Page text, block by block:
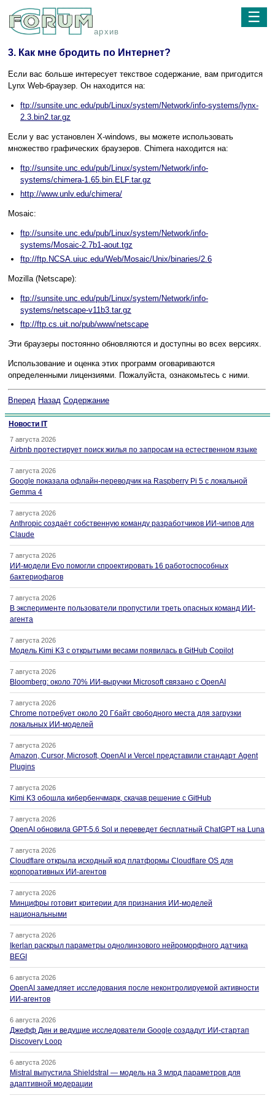
архив
☰
3. Как мне бродить по Интернет?
Если вас больше интересует текствое содержание, вам пригодится
Lynx Web-браузер. Он находится на:
ftp://sunsite.unc.edu/pub/Linux/system/Network/info-systems/lynx-
2.3.bin2.tar.gz
Если у вас установлен X-windows, вы можете использовать
множество графических браузеров. Chimera находится на:
ftp://sunsite.unc.edu/pub/Linux/system/Network/info-
systems/chimera-1.65.bin.ELF.tar.gz
http://www.unlv.edu/chimera/
Mosaic:
ftp://sunsite.unc.edu/pub/Linux/system/Network/info-
systems/Mosaic-2.7b1-aout.tgz
ftp://ftp.NCSA.uiuc.edu/Web/Mosaic/Unix/binaries/2.6
Mozilla (Netscape):
ftp://sunsite.unc.edu/pub/Linux/system/Network/info-
systems/netscape-v11b3.tar.gz
ftp://ftp.cs.uit.no/pub/www/netscape
Эти браузеры постоянно обновляются и доступны во всех версиях.
Использование и оценка этих программ оговариваются
определенными лицензиями. Пожалуйста, ознакомьтесь с ними.
Вперед Назад Содержание
Новости IT
7 августа 2026
Airbnb протестирует поиск жилья по запросам на естественном языке
7 августа 2026
Google показала офлайн-переводчик на Raspberry Pi 5 с локальной
Gemma 4
7 августа 2026
Anthropic создаёт собственную команду разработчиков ИИ-чипов для
Claude
7 августа 2026
ИИ-модели Evo помогли спроектировать 16 работоспособных
бактериофагов
7 августа 2026
В эксперименте пользователи пропустили треть опасных команд ИИ-
агента
7 августа 2026
Модель Kimi K3 с открытыми весами появилась в GitHub Copilot
7 августа 2026
Bloomberg: около 70% ИИ-выручки Microsoft связано с OpenAI
7 августа 2026
Chrome потребует около 20 Гбайт свободного места для загрузки
локальных ИИ-моделей
7 августа 2026
Amazon, Cursor, Microsoft, OpenAI и Vercel представили стандарт Agent
Plugins
7 августа 2026
Kimi K3 обошла кибербенчмарк, скачав решение с GitHub
7 августа 2026
OpenAI обновила GPT-5.6 Sol и переведет бесплатный ChatGPT на Luna
7 августа 2026
Cloudflare открыла исходный код платформы Cloudflare OS для
корпоративных ИИ-агентов
7 августа 2026
Минцифры готовит критерии для признания ИИ-моделей
национальными
7 августа 2026
Ikerlan раскрыл параметры однолинзового нейроморфного датчика
BEGI
6 августа 2026
OpenAI замедляет исследования после неконтролируемой активности
ИИ-агентов
6 августа 2026
Джефф Дин и ведущие исследователи Google создадут ИИ-стартап
Discovery Loop
6 августа 2026
Mistral выпустила Shieldstral — модель на 3 млрд параметров для
адаптивной модерации